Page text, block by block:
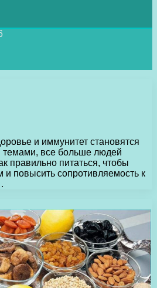
и иммунитет становятся
темами, все больше людей
правильно питаться, чтобы
и повысить сопротивляемость к